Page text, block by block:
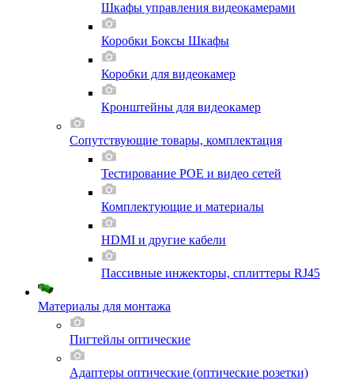
Шкафы управления видеокамерами
Коробки Боксы Шкафы
Коробки для видеокамер
Кронштейны для видеокамер
Сопутствующие товары, комплектация
Тестирование POE и видео сетей
Комплектующие и материалы
HDMI и другие кабели
Пассивные инжекторы, сплиттеры RJ45
Материалы для монтажа
Пигтейлы оптические
Адаптеры оптические (оптические розетки)